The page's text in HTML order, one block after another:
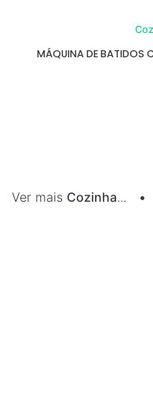
MÁQUINA DE BATIDOS
Ver mais Cozinha...